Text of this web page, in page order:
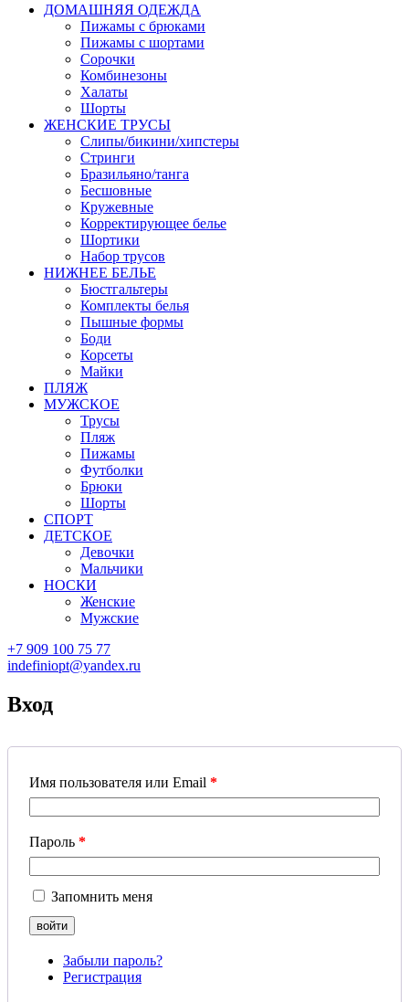
ДОМАШНЯЯ ОДЕЖДА
Пижамы с брюками
Пижамы с шортами
Сорочки
Комбинезоны
Халаты
Шорты
ЖЕНСКИЕ ТРУСЫ
Слипы/бикини/хипстеры
Стринги
Бразильяно/танга
Бесшовные
Кружевные
Корректирующее белье
Шортики
Набор трусов
НИЖНЕЕ БЕЛЬЕ
Бюстгальтеры
Комплекты белья
Пышные формы
Боди
Корсеты
Майки
ПЛЯЖ
МУЖСКОЕ
Трусы
Пляж
Пижамы
Футболки
Брюки
Шорты
СПОРТ
ДЕТСКОЕ
Девочки
Мальчики
НОСКИ
Женские
Мужские
+7 909 100 75 77
indefiniopt@yandex.ru
Вход
Имя пользователя или Email *
Пароль *
Запомнить меня
Забыли пароль?
Регистрация